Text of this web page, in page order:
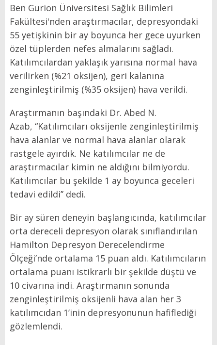
Ben Gurion Üniversitesi Sağlık Bilimleri
Fakültesi'nden araştırmacılar, depresyondaki
55 yetişkinin bir ay boyunca her gece uyurken
özel tüplerden nefes almalarını sağladı.
Katılımcılardan yaklaşık yarısına normal hava
verilirken (%21 oksijen), geri kalanına
zenginleştirilmiş (%35 oksijen) hava verildi.
Araştırmanın başındaki Dr. Abed N.
Azab, “Katılımcıları oksijenle zenginleştirilmiş
hava alanlar ve normal hava alanlar olarak
rastgele ayırdık. Ne katılımcılar ne de
araştırmacılar kimin ne aldığını bilmiyordu.
Katılımcılar bu şekilde 1 ay boyunca geceleri
tedavi edildi’’ dedi.
Bir ay süren deneyin başlangıcında, katılımcılar
orta dereceli depresyon olarak sınıflandırılan
Hamilton Depresyon Derecelendirme
Ölçeği’nde ortalama 15 puan aldı. Katılımcıların
ortalama puanı istikrarlı bir şekilde düştü ve
10 civarına indi. Araştırmanın sonunda
zenginleştirilmiş oksijenli hava alan her 3
katılımcıdan 1’inin depresyonunun hafiflediği
gözlemlendi.